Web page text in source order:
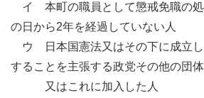
イ 本町の職員として懲戒免職の処
の日から2年を経過していない人
ウ 日本国憲法又はその下に成立し
することを主張する政党その他の団体
又はこれに加入した人